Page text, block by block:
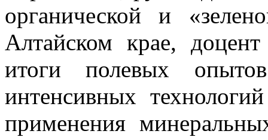
органической и
Алтайском крае,
итоги полевых
интенсивных
применения